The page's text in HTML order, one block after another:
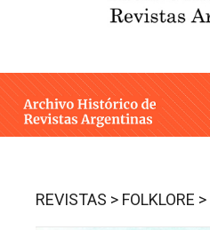
ESTUDIOS CRÍTICOS
INTEGRANTES
REVISTAS > FOLKLORE >